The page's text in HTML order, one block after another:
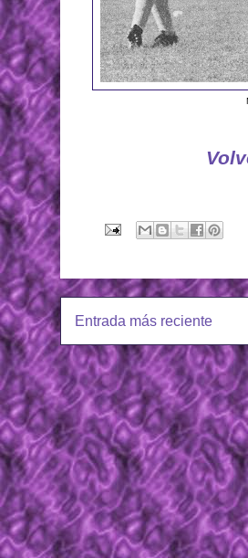
Entrada más reciente